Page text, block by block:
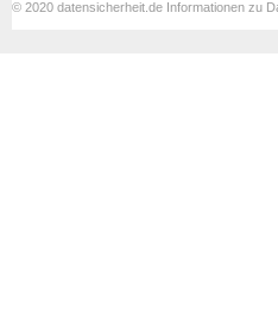
© 2020 datensicherheit.de Informationen zu